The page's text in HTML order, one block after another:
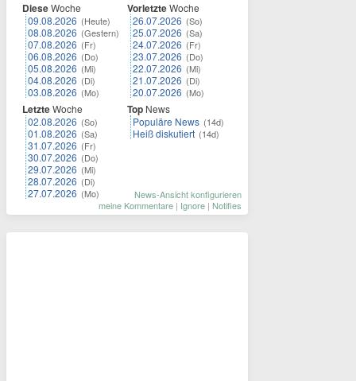
DieseWoche
09.08.2026 (Heute)
08.08.2026 (Gestern)
07.08.2026 (Fr)
06.08.2026 (Do)
05.08.2026 (Mi)
04.08.2026 (Di)
03.08.2026 (Mo)
LetzteWoche
02.08.2026 (So)
01.08.2026 (Sa)
31.07.2026 (Fr)
30.07.2026 (Do)
29.07.2026 (Mi)
28.07.2026 (Di)
27.07.2026 (Mo)
VorletzteWoche
26.07.2026 (So)
25.07.2026 (Sa)
24.07.2026 (Fr)
23.07.2026 (Do)
22.07.2026 (Mi)
21.07.2026 (Di)
20.07.2026 (Mo)
Top News
Populäre News (14d)
Heiß diskutiert (14d)
News-Ansicht konfigurieren
meine Kommentare | Ignore | Notifies